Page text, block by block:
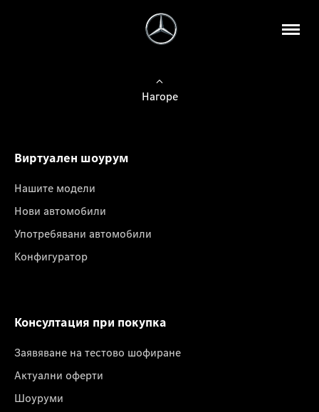
Нагоре
Виртуален шоурум
Нашите модели
Нови автомобили
Употребявани автомобили
Конфигуратор
Консултация при покупка
Заявяване на тестово шофиране
Актуални оферти
Шоуруми